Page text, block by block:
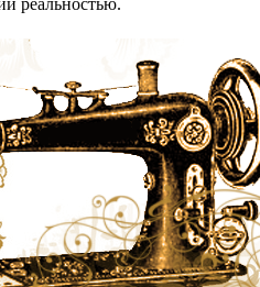
реальностью.